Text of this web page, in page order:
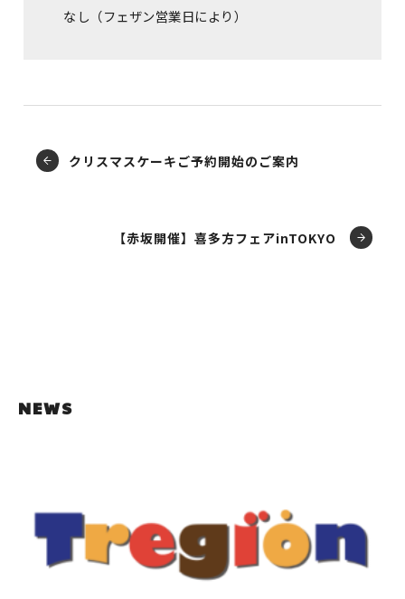
なし（フェザン営業日により）
クリスマスケーキご予約開始のご案内
【赤坂開催】喜多方フェアinTOKYO
NEWS